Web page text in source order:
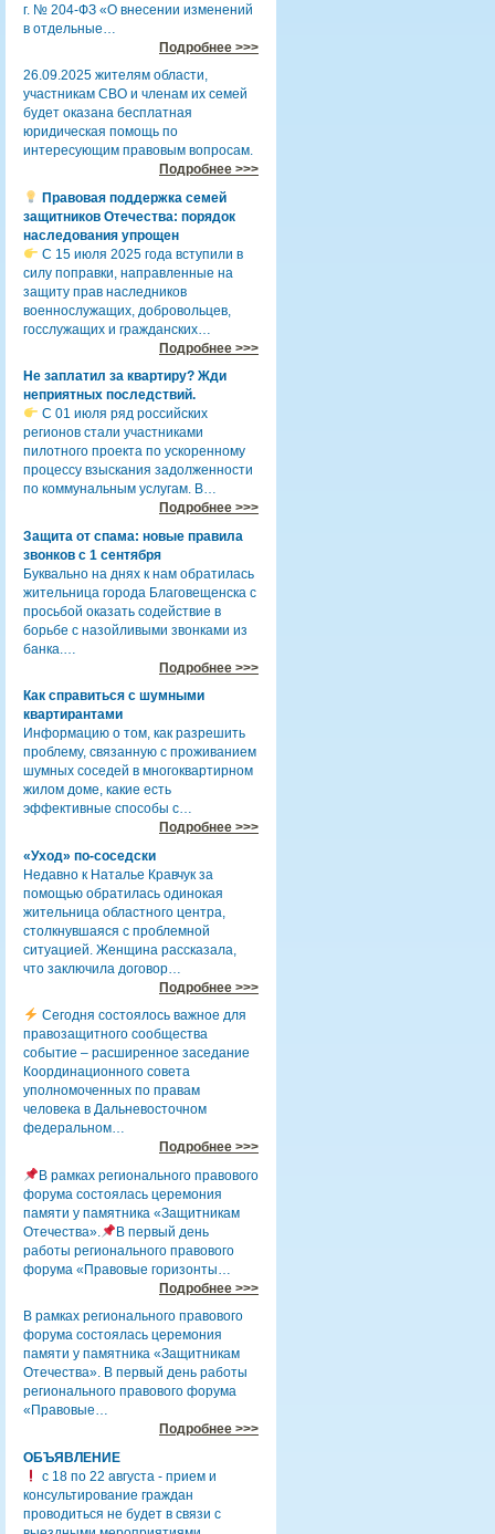
г. № 204-ФЗ «О внесении изменений
в отдельные…
Подробнее >>>
26.09.2025 жителям области,
участникам СВО и членам их семей
будет оказана бесплатная
юридическая помощь по
интересующим правовым вопросам.
Подробнее >>>
Правовая поддержка семей
защитников Отечества: порядок
наследования упрощен
С 15 июля 2025 года вступили в
силу поправки, направленные на
защиту прав наследников
военнослужащих, добровольцев,
госслужащих и гражданских…
Подробнее >>>
Не заплатил за квартиру? Жди
неприятных последствий.
С 01 июля ряд российских
регионов стали участниками
пилотного проекта по ускоренному
процессу взыскания задолженности
по коммунальным услугам. В…
Подробнее >>>
Защита от спама: новые правила
звонков с 1 сентября
Буквально на днях к нам обратилась
жительница города Благовещенска с
просьбой оказать содействие в
борьбе с назойливыми звонками из
банка.…
Подробнее >>>
Как справиться с шумными
квартирантами
Информацию о том, как разрешить
проблему, связанную с проживанием
шумных соседей в многоквартирном
жилом доме, какие есть
эффективные способы с…
Подробнее >>>
«Уход» по-соседски
Недавно к Наталье Кравчук за
помощью обратилась одинокая
жительница областного центра,
столкнувшаяся с проблемной
ситуацией. Женщина рассказала,
что заключила договор…
Подробнее >>>
Сегодня состоялось важное для
правозащитного сообщества
событие – расширенное заседание
Координационного совета
уполномоченных по правам
человека в Дальневосточном
федеральном…
Подробнее >>>
В рамках регионального правового
форума состоялась церемония
памяти у памятника «Защитникам
Отечества».
В первый день
работы регионального правового
форума «Правовые горизонты…
Подробнее >>>
В рамках регионального правового
форума состоялась церемония
памяти у памятника «Защитникам
Отечества». В первый день работы
регионального правового форума
«Правовые…
Подробнее >>>
ОБЪЯВЛЕНИЕ
с 18 по 22 августа - прием и
консультирование граждан
проводиться не будет в связи с